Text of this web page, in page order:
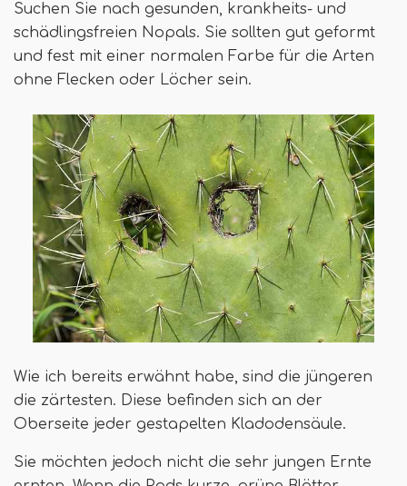
Suchen Sie nach gesunden, krankheits- und
schädlingsfreien Nopals. Sie sollten gut geformt
und fest mit einer normalen Farbe für die Arten
ohne Flecken oder Löcher sein.
Wie ich bereits erwähnt habe, sind die jüngeren
die zärtesten. Diese befinden sich an der
Oberseite jeder gestapelten Kladodensäule.
Sie möchten jedoch nicht die sehr jungen Ernte